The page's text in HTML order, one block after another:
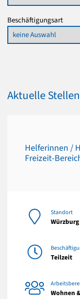
Beschäftigungsart
Aktuelle
Helferinnen /
Freizeit-
Standort
Würzburg
Teilzeit
Wohnen